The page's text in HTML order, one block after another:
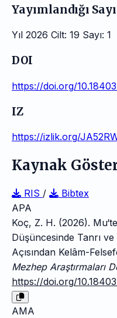
Yayımlandığı Sayı
Yıl 2026 Cilt: 19 Sayı: 1
DOI
https://doi.org/
IZ
https://izlik.org/
Kaynak
RIS /
Bibtex
APA
Koç, Z. H. (2026).
Düşüncesinde Tanrı
Açısından Kelâm-
Mezhep Araştırmaları
https://doi.org/
AMA